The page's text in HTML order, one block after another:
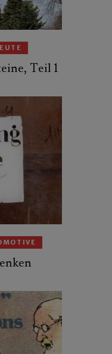
Teil 1